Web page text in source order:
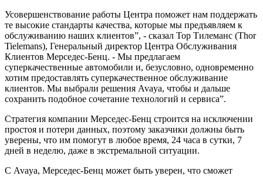
Усовершенствование работы Центра поможет нам поддержать
те высокие стандарты качества, которые мы предъявляем к
обслуживанию наших клиентов”, - сказал Тор Тилеманс (Thor
Tielemans), Генеральный директор Центра Обслуживания
Клиентов Мерседес-Бенц. - Мы предлагаем
суперкачественные автомобили и, безусловно, одновременно
хотим предоставлять суперкачественное обслуживание
клиентов. Мы выбрали решения Avaya, чтобы и дальше
сохранить подобное сочетание технологий и сервиса”.
Стратегия компании Мерседес-Бенц строится на исключении
простоя и потери данных, поэтому заказчики должны быть
уверены, что им помогут в любое время, 24 часа в сутки, 7
дней в неделю, даже в экстремальной ситуации.
С Avaya, Мерседес-Бенц может быть уверен, что сможет